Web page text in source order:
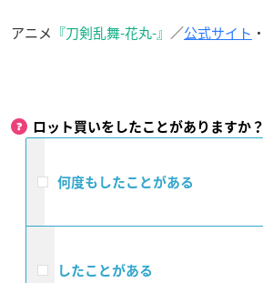
アニメ 『刀剣乱舞-花丸-』 ／公式サイト ・
ロット買いをしたことがありますか？
何度もしたことがある
したことがある